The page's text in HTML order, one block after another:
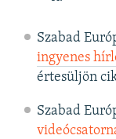
Szabad
ingyenes
értesüljön
Szabad